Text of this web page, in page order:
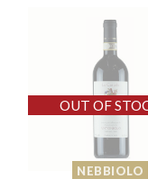
NEBBIOLO